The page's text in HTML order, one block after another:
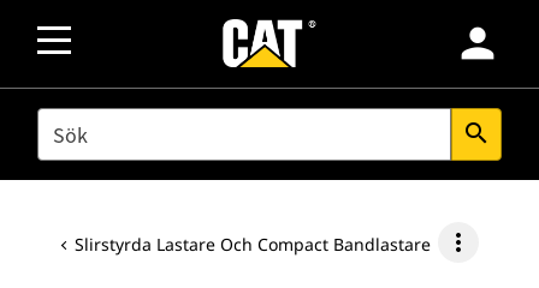
person
SEARCH search
Slirstyrda Lastare Och Compact Bandlastare more_vert